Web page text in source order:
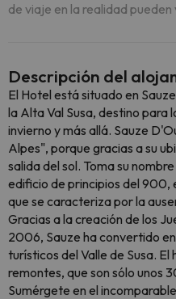
de viaje en la realidad pueden
Descripción del
El Hotel está situado en
la Alta Val Susa, destino para
invierno y más allá. Sauze
Alpes", porque gracias a su
salida del sol. Toma su
edificio de principios del 900,
que se caracteriza por la
Gracias a la creación de los
2006, Sauze ha convertido
turísticos del Valle de Susa.
remontes, que son sólo unos
Sumérgete en el